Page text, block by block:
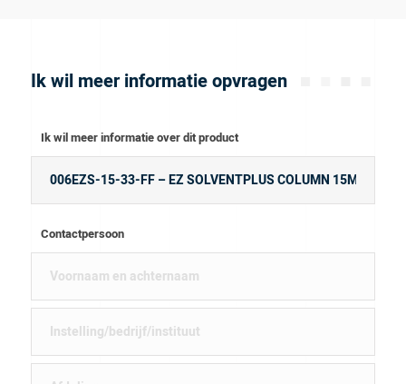
Ik wil meer informatie opvragen
Ik wil meer informatie over dit product
Contactpersoon